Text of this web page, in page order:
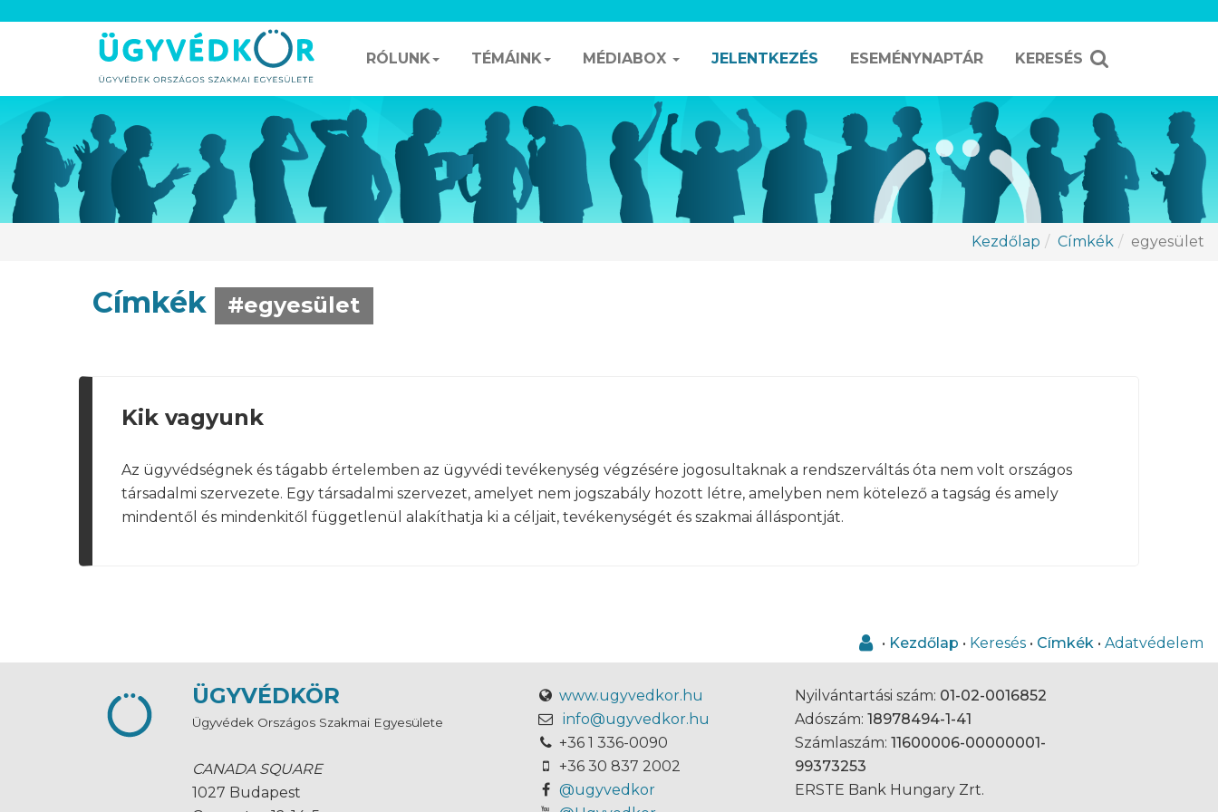
RÓLUNK TÉMÁINK MÉDIABOX JELENTKEZÉS ESEMÉNYNAPTÁR KERESÉS
Kezdőlap Címkék egyesület
Címkék #egyesület
Kik vagyunk
Az ügyvédségnek és tágabb értelemben az ügyvédi tevékenység végzésére jogosultaknak a rendszerváltás óta nem volt országos
társadalmi szervezete. Egy társadalmi szervezet, amelyet nem jogszabály hozott létre, amelyben nem kötelező a tagság és amely
mindentől és mindenkitől függetlenül alakíthatja ki a céljait, tevékenységét és szakmai álláspontját.
• Kezdőlap • Keresés • Címkék • Adatvédelem
ÜGYVÉDKÖR
Ügyvédek Országos Szakmai Egyesülete
CANADA SQUARE
1027 Budapest
www.ugyvedkor.hu
info@ugyvedkor.hu
+36 1 336-0090
+36 30 837 2002
@ugyvedkor
Nyilvántartási szám: 01-02-0016852
Adószám: 18978494-1-41
Számlaszám: 11600006-00000001-
99373253
ERSTE Bank Hungary Zrt.